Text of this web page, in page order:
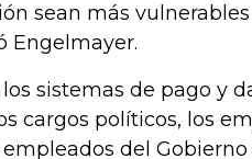
sean más
Engelmayer.
sistemas de pago y
cargos políticos, los
del